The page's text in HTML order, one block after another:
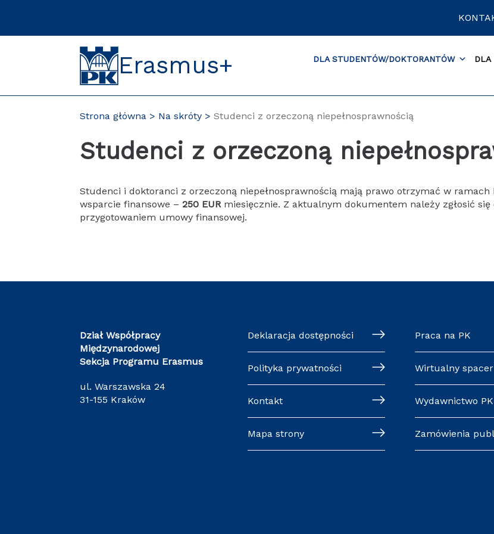
Erasmus+ DLA STUDENTÓW/DOKTORANTÓW DLA
Strona główna Na skróty Studenci z orzeczoną niepełnosprawnością
Studenci z orzeczoną
Studenci i doktoranci z orzeczoną niepełnosprawnością mają prawo otrzymać w
wsparcie finansowe –250 EURmiesięcznie. Z aktualnym dokumentem należy zgłosić
przygotowaniem umowy finansowej.
Dział Współpracy
Międzynarodowej
Sekcja Programu Erasmus
ul. Warszawska 24
31-155 Kraków
Deklaracja dostępności
Polityka prywatności
Kontakt
Mapa strony
Praca na PK
Wirtualny
Wydawnictwo PK
Zamówienia